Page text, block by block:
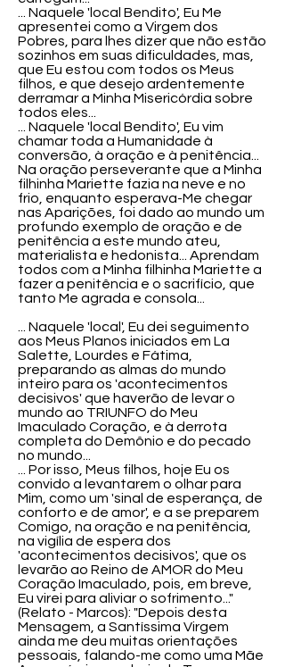
... Naquele 'local Bendito', Eu Me
apresentei como a Virgem dos
Pobres, para lhes dizer que não estão
sozinhos em suas dificuldades, mas,
que Eu estou com todos os Meus
filhos, e que desejo ardentemente
derramar a Minha Misericórdia sobre
todos eles...
... Naquele 'local Bendito', Eu vim
chamar toda a Humanidade à
conversão, à oração e à penitência...
Na oração perseverante que a Minha
filhinha Mariette fazia na neve e no
frio, enquanto esperava-Me chegar
nas Aparições, foi dado ao mundo um
profundo exemplo de oração e de
penitência a este mundo ateu,
materialista e hedonista... Aprendam
todos com a Minha filhinha Mariette a
fazer a penitência e o sacrifício, que
tanto Me agrada e consola...
... Naquele 'local', Eu dei seguimento
aos Meus Planos iniciados em La
Salette, Lourdes e Fátima,
preparando as almas do mundo
inteiro para os 'acontecimentos
decisivos' que haverão de levar o
mundo ao TRIUNFO do Meu
Imaculado Coração, e à derrota
completa do Demônio e do pecado
no mundo...
... Por isso, Meus filhos, hoje Eu os
convido a levantarem o olhar para
Mim, como um 'sinal de esperança, de
conforto e de amor', e a se preparem
Comigo, na oração e na penitência,
na vigília de espera dos
'acontecimentos decisivos', que os
levarão ao Reino de AMOR do Meu
Coração Imaculado, pois, em breve,
Eu virei para aliviar o sofrimento..."
(Relato - Marcos): "Depois desta
Mensagem, a Santíssima Virgem
ainda me deu muitas orientações
pessoais, falando-me como uma Mãe